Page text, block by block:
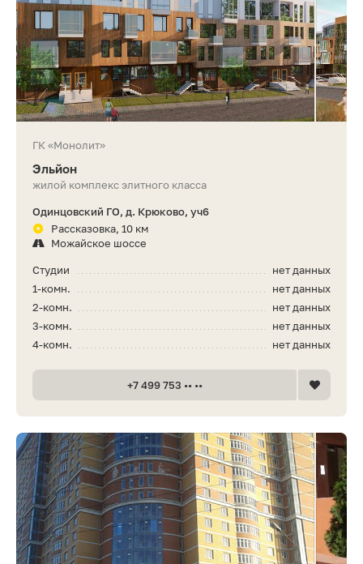
ГК «Монолит»
Эльйон
жилой комплекс элитного класса
Одинцовский ГО, д. Крюково, уч6
Рассказовка, 10 км
Можайское шоссе
нет данных
Студии
нет данных
1-комн.
нет данных
2-комн.
нет данных
3-комн.
нет данных
4-комн.
+7 499 753 •• ••